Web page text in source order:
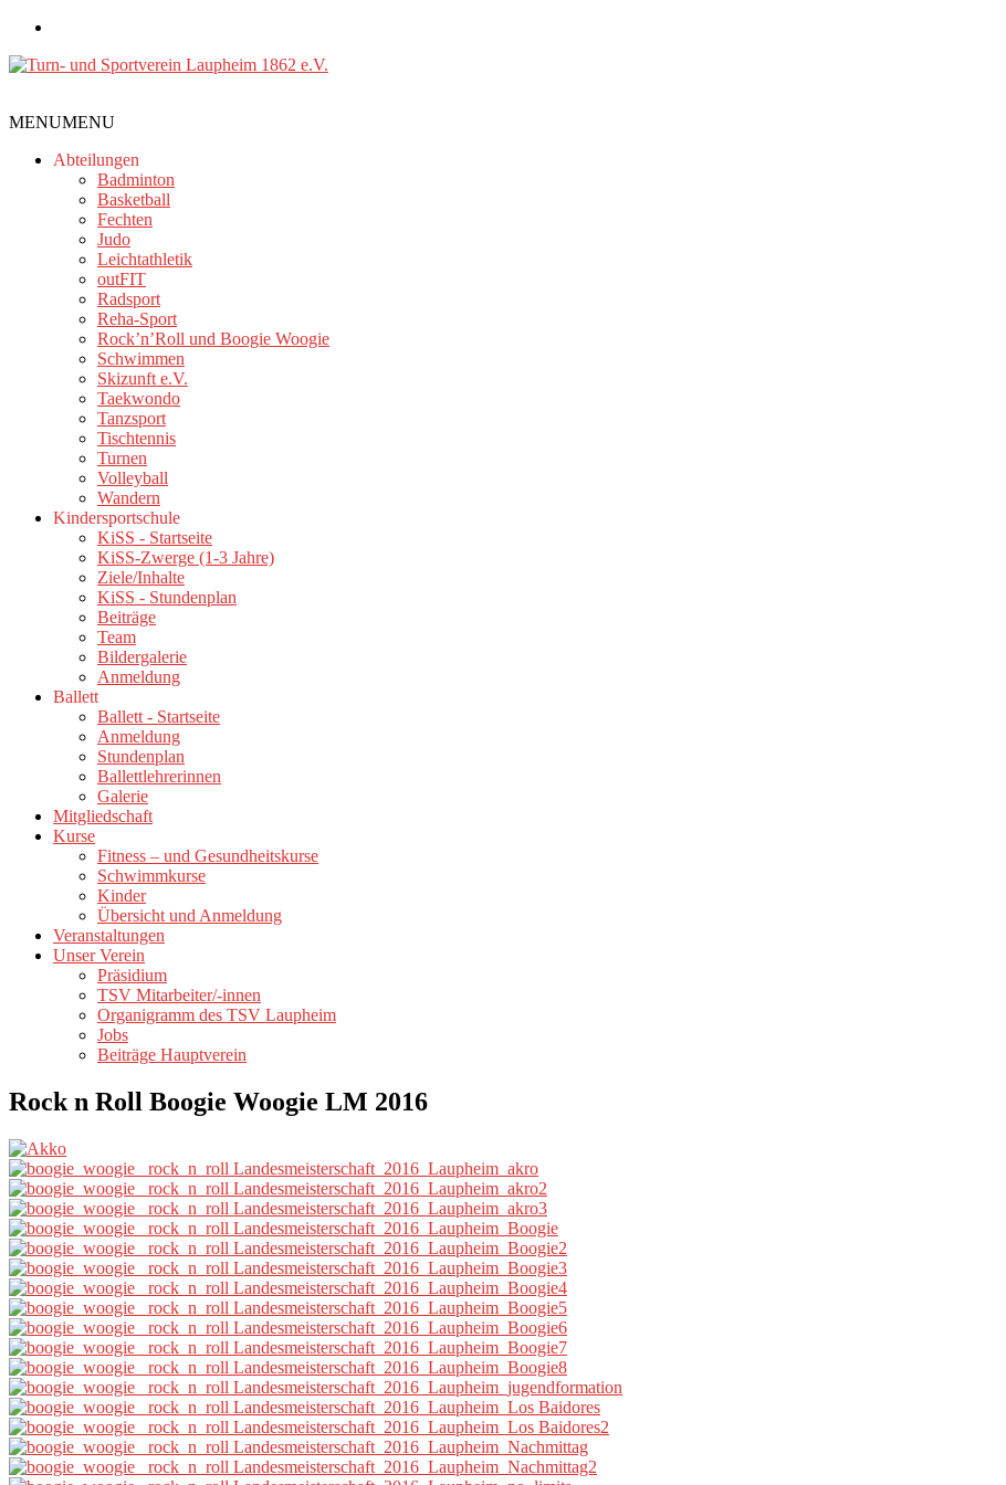
Zum
springen
und
Sportverein
Laupheim
MENUMENU
Abteilungen
Badminton
Basketball
Fechten
Judo
Leichtathletik
outFIT
Radsport
Reha-Sport
Rock’n’Roll und Boogie Woogie
Schwimmen
Skizunft e.V.
Taekwondo
Tanzsport
Tischtennis
Turnen
Volleyball
Wandern
Kindersportschule
KiSS - Startseite
KiSS-Zwerge (1-3 Jahre)
Ziele/Inhalte
KiSS - Stundenplan
Beiträge
Team
Bildergalerie
Anmeldung
Ballett
Ballett - Startseite
Anmeldung
Stundenplan
Ballettlehrerinnen
Galerie
Mitgliedschaft
Kurse
Fitness – und Gesundheitskurse
Schwimmkurse
Kinder
Übersicht und Anmeldung
Veranstaltungen
Unser Verein
Präsidium
TSV Mitarbeiter/-innen
Organigramm des TSV Laupheim
Jobs
Beiträge Hauptverein
Rock n Roll Boogie Woogie LM 2016